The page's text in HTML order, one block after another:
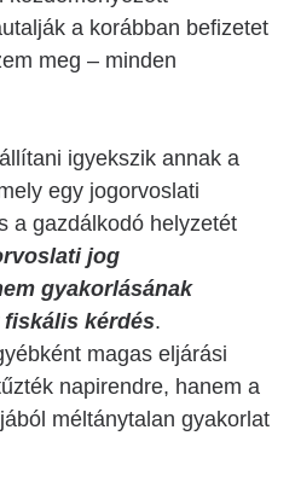
a korábban befizetet
meg – minden
igyekszik annak a
egy jogorvoslati
a gazdálkodó helyzetét
jog
gyakorlásának
fiskális kérdés.
magas eljárási
napirendre, hanem a
méltánytalan gyakorlat